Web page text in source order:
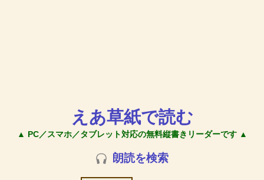
えあ草紙で読む
▲ PC／スマホ／タブレット対応の無料縦書きリーダーです ▲
朗読を検索